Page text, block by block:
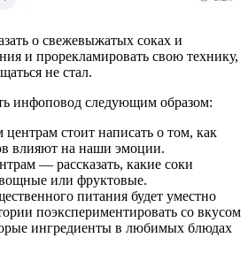
о свежевыжатых соках и
и прорекламировать свою технику,
не стал.
инфоповод следующим образом:
стоит написать о том, как
влияют на наши эмоции.
— рассказать, какие соки
или фруктовые.
питания будет уместно
поэкспериментировать со вкусом
ингредиенты в любимых блюдах